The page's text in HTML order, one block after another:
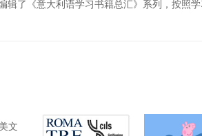
了《意大利语学习书籍总汇》系列，按照学